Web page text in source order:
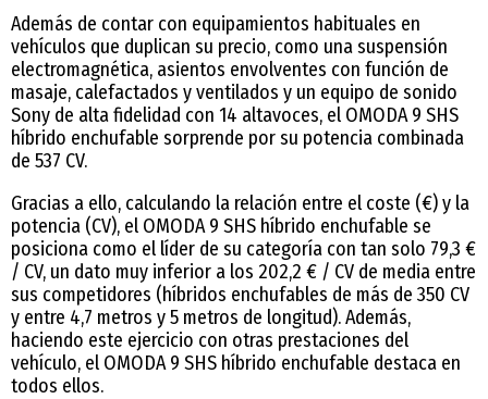
Además de contar con equipamientos habituales en
vehículos que duplican su precio, como una suspensión
electromagnética, asientos envolventes con función de
masaje, calefactados y ventilados y un equipo de sonido
Sony de alta fidelidad con 14 altavoces, el OMODA 9 SHS
híbrido enchufable sorprende por su potencia combinada
de 537 CV.
Gracias a ello, calculando la relación entre el coste (€) y la
potencia (CV), el OMODA 9 SHS híbrido enchufable se
posiciona como el líder de su categoría con tan solo 79,3 €
/ CV, un dato muy inferior a los 202,2 € / CV de media entre
sus competidores (híbridos enchufables de más de 350 CV
y entre 4,7 metros y 5 metros de longitud). Además,
haciendo este ejercicio con otras prestaciones del
vehículo, el OMODA 9 SHS híbrido enchufable destaca en
todos ellos.